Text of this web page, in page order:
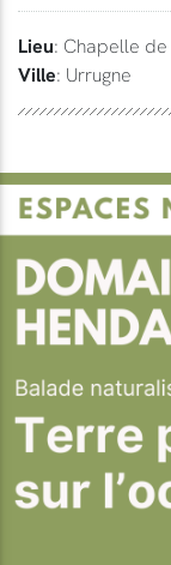
Lieu: Chapelle
Ville: Urrugne